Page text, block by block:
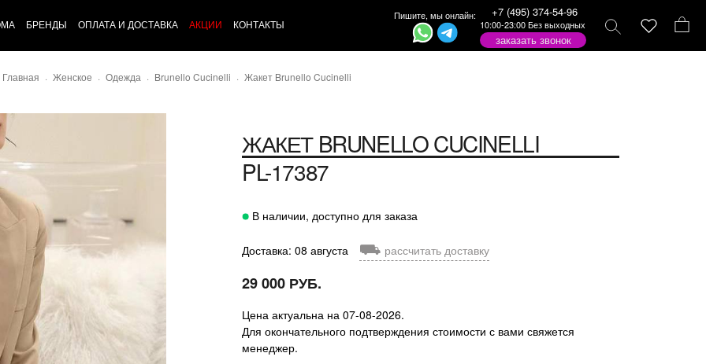
БРЕНДЫ ОПЛАТА И ДОСТАВКА АКЦИИ КОНТАКТЫ
Пишите, мы онлайн: +7 (495) 374-54-96
10:00-23:00 Без выходных
заказать звонок
Главная Женское Одежда Brunello Cucinelli Жакет Brunello Cucinelli
ЖАКЕТ BRUNELLO CUCINELLI
PL-17387
В наличии, доступно для заказа
Доставка: 08 августа ⛟ рассчитать доставку
29 000 РУБ.
Цена актуальна на 07-08-2026.
Для окончательного подтверждения стоимости с вами свяжется
менеджер.